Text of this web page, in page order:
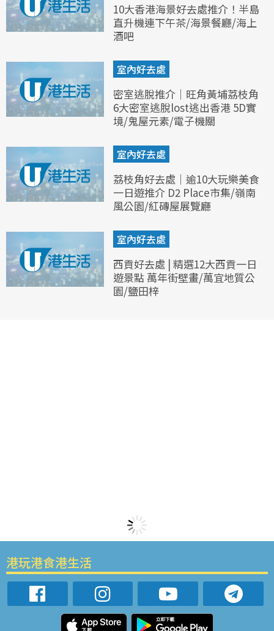
10大香港海景好去處推介！半島
直升機連下午茶/海景餐廳/海上
酒吧
室內好去處
密室逃脫推介｜旺角黃埔荔枝角
6大密室逃脫lost逃出香港 5D實
境/鬼屋元素/電子機關
室內好去處
荔枝角好去處｜逾10大玩樂美食
一日遊推介 D2 Place市集/嶺南
風公園/紅磚屋展覽廳
室內好去處
西貢好去處 | 精選12大西貢一日
遊景點 萬年街壁畫/萬宜地質公
園/鹽田梓
港玩港食港生活